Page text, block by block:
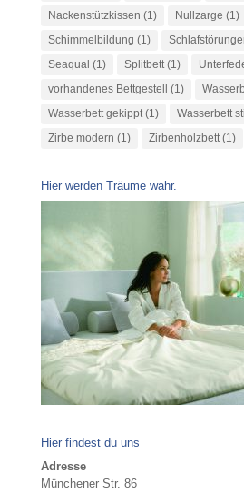
Nackenstützkissen (1) Nullzarge (1)
Schimmelbildung (1)
Seaqual (1) Splitbett(1)
vorhandenes Bettgestell
(1)
Wasserbett gekippt(1) Wasserbett
Zirbe modern (1) Zirbenholzbett(1)
Hier werden Träume wahr.
Hier findest du uns
Adresse
Münchener Str. 86